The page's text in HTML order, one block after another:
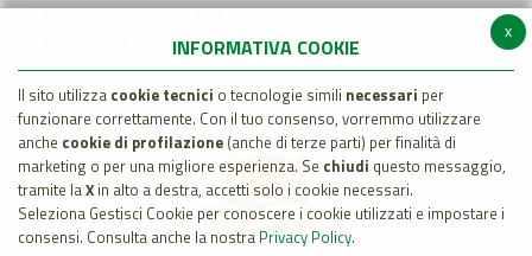
Società soggetta all'attività di direzione e coordinamento di MARR
x
INFORMATIVA COOKIE
Il sito utilizza cookie tecnici o tecnologie simili necessari per
funzionare correttamente. Con il tuo consenso, vorremmo utilizzare
anche cookie di profilazione (anche di terze parti) per finalità di
marketing o per una migliore esperienza. Se chiudi questo messaggio,
tramite laX in alto a destra, accetti solo i cookie necessari.
Seleziona Gestisci Cookie per conoscere i cookie utilizzati e impostare i
consensi. Consulta anche la nostra Privacy Policy.